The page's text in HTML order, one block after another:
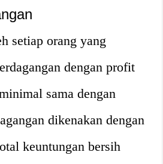
setiap orang yang
dengan profit
sama dengan
dikenakan dengan
keuntungan bersih